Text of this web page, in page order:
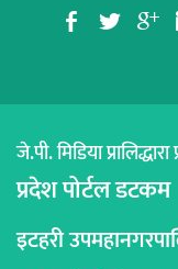
b a c
जे.पी. मिडिया
प्रदेश पोर्टल डटकम
इटहरी